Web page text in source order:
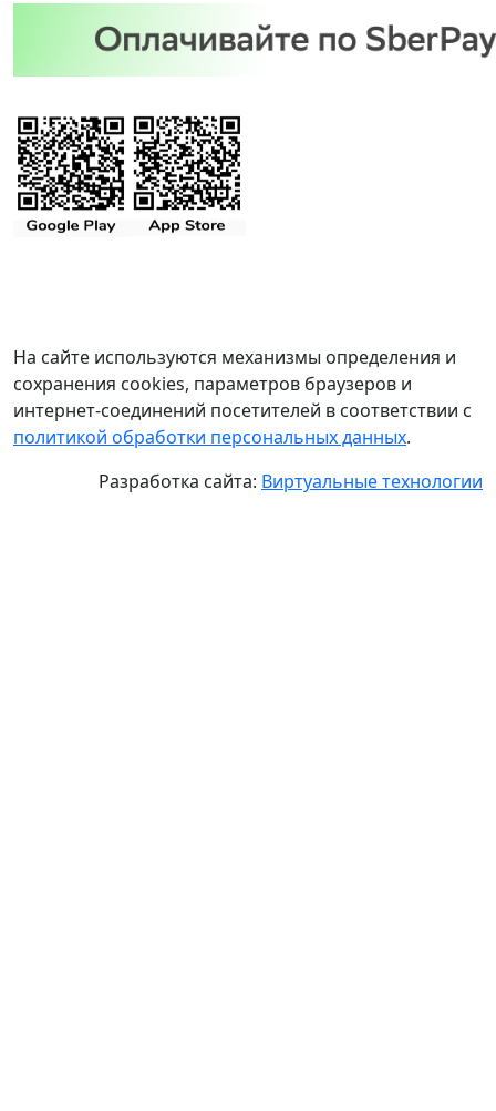
На сайте используются механизмы определения и
сохранения cookies, параметров браузеров и
интернет-соединений посетителей в соответствии с
политикой обработки персональных данных.
Разработка сайта: Виртуальные технологии